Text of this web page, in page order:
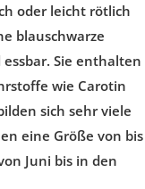
oder leicht rötlich
blauschwarze
Sie enthalten
wie Carotin
sich sehr viele
eine Größe von bis
Juni bis in den